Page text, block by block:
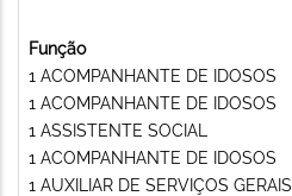
Função
1 ACOMPANHANTE DE IDOSOS
1 ACOMPANHANTE DE IDOSOS
1 ASSISTENTE SOCIAL
1 ACOMPANHANTE DE IDOSOS
1 AUXILIAR DE SERVIÇOS GERAIS